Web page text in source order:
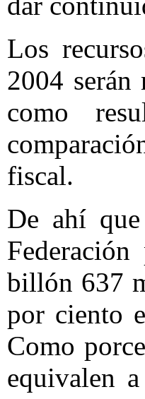
Los
2004 serán
como
fiscal.
De ahí
billón 637
por ciento
Como
equivalen